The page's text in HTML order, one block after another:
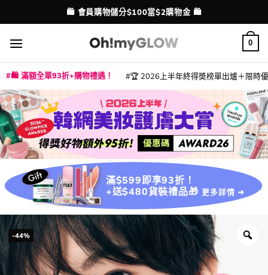
to
content
配送港澳
💳 支援消費券、FPS、八達通、PAYME、信用卡付款
0
🛍️ 滿額全單93折+購物禮遇！ 🏆 2026上半年終得奬榜單出爐＋限時
滿$599即享93折！
+送$480貨裝禮品🎁 更多詳情 ➜
-44%